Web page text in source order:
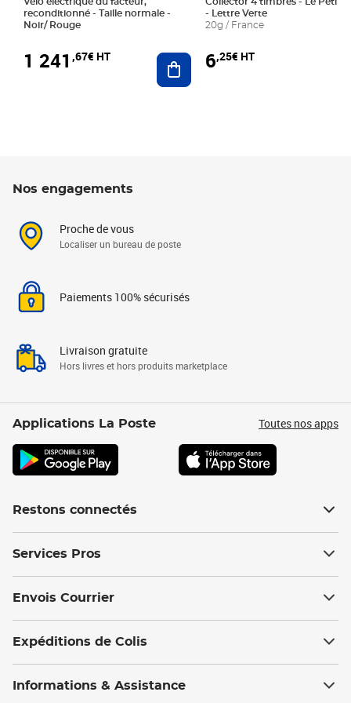
reconditionné - Taille normale -
Noir/ Rouge
1 241 ,67€ HT Ajouter au panier
- Lettre Verte
20g / France
6,25€ HT
Nos engagements
Proche de vous
Localiser un bureau de poste
Paiements 100% sécurisés
Livraison gratuite
Hors livres et hors produits marketplace
Applications La Poste Toutes nos apps
Restons connectés
Services Pros
Envois Courrier
Expéditions de Colis
Informations & Assistance